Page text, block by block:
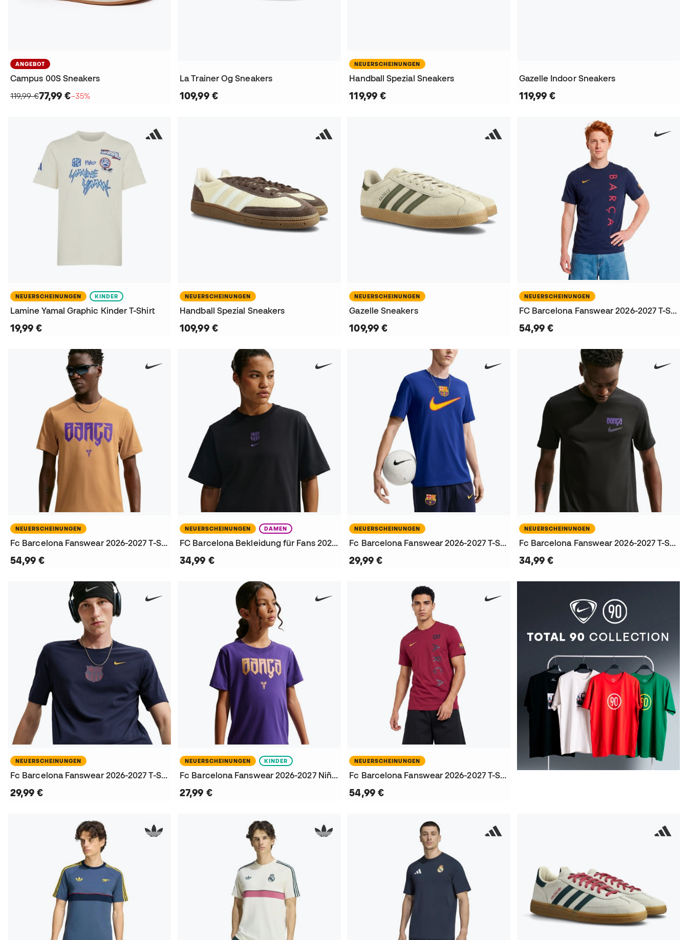
ANGEBOT
Campus 00S Sneakers
119,99 €77,99 €−35%
La Trainer Og Sneakers
109,99 €
NEUERSCHEINUNGEN
Handball Spezial Sneakers
119,99 €
Gazelle Indoor Sneakers
119,99 €
NEUERSCHEINUNGEN KINDER
Lamine Yamal Graphic Kinder T-Shirt
19,99 €
NEUERSCHEINUNGEN
Handball Spezial Sneakers
109,99 €
NEUERSCHEINUNGEN
Gazelle Sneakers
109,99 €
NEUERSCHEINUNGEN
FC Barcelona Fanswear 2026-2027 T-Shirt
54,99 €
NEUERSCHEINUNGEN
Fc Barcelona Fanswear 2026-2027 T-Shirt
54,99 €
NEUERSCHEINUNGEN DAMEN
FC Barcelona Bekleidung für Fans 2026-2027 Damen T-Shirt
34,99 €
NEUERSCHEINUNGEN
Fc Barcelona Fanswear 2026-2027 T-Shirt
29,99 €
NEUERSCHEINUNGEN
Fc Barcelona Fanswear 2026-2027 T-Shirt
34,99 €
NEUERSCHEINUNGEN
Fc Barcelona Fanswear 2026-2027 T-Shirt
29,99 €
NEUERSCHEINUNGEN KINDER
Fc Barcelona Fanswear 2026-2027 Niño T-Shirt
27,99 €
NEUERSCHEINUNGEN
Fc Barcelona Fanswear 2026-2027 T-Shirt
54,99 €